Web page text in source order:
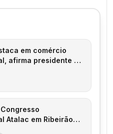
em comércio
afirma presidente da
Atalac em Ribeirão